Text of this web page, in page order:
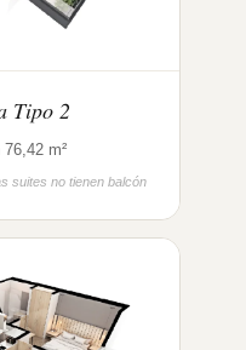
Tipo 2
m²
suites no tienen balcón